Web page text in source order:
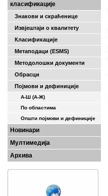
класификације
Знакови и скраћенице
Извјештаји о квалитету
Класификације
Метаподаци (ESMS)
Методолошки документи
Обрасци
Појмови и дефиниције
А-Ш (A-Ж)
По областима
Општи појмови и дефиниције
Новинари
Мултимедија
Архива